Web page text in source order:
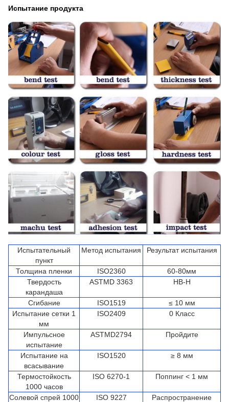
Испытание продукта
Испытательный
пункт
Метод испытания Результат испытания
Толщина пленки ISO2360
60-80мм
Твердость
карандаша
ASTMD 3363 HB-H
Сгибание ISO1519
≤ 10 мм
Испытание сетки 1
мм
ISO2409 0 Класс
Импульсное
испытание
ASTMD2794 Пройдите
Испытание на
всасывание
ISO1520 ≥ 8 мм
Термостойкость
1000 часов
ISO 6270-1 Поппинг < 1 мм
Солевой спрей 1000
ISO 9227
Распространение